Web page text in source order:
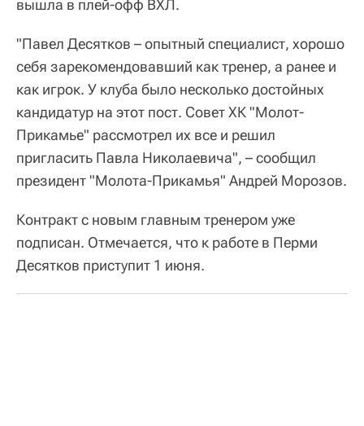
вышла в плей-офф ВХЛ.
"Павел Десятков – опытный специалист, хорошо
себя зарекомендовавший как тренер, а ранее и
как игрок. У клуба было несколько достойных
кандидатур на этот пост. Совет ХК "Молот-
Прикамье" рассмотрел их все и решил
пригласить Павла Николаевича", – сообщил
президент "Молота-Прикамья" Андрей Морозов.
Контракт с новым главным тренером уже
подписан. Отмечается, что к работе в Перми
Десятков приступит 1 июня.